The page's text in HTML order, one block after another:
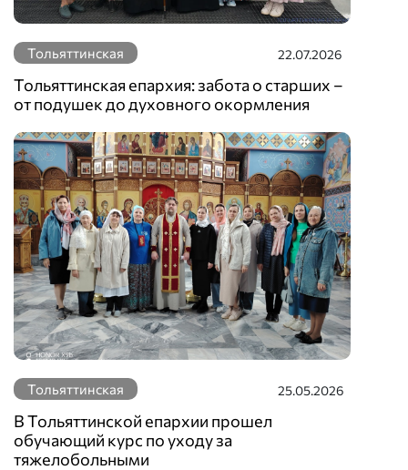
Тольяттинская 22.07.2026
Тольяттинская епархия: забота о старших –
от подушек до духовного окормления
Тольяттинская 25.05.2026
В Тольяттинской епархии прошел
обучающий курс по уходу за
тяжелобольными